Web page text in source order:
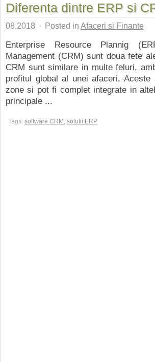
Diferenta dintre ERP si
08.2018 · Posted in Afaceri si Finante
Enterprise Resource Plannig
Management (CRM) sunt doua fete
CRM sunt similare in multe feluri,
profitul global al unei afaceri.
zone si pot fi complet integrate in
principale ...
Tags: software CRM , solutii ERP